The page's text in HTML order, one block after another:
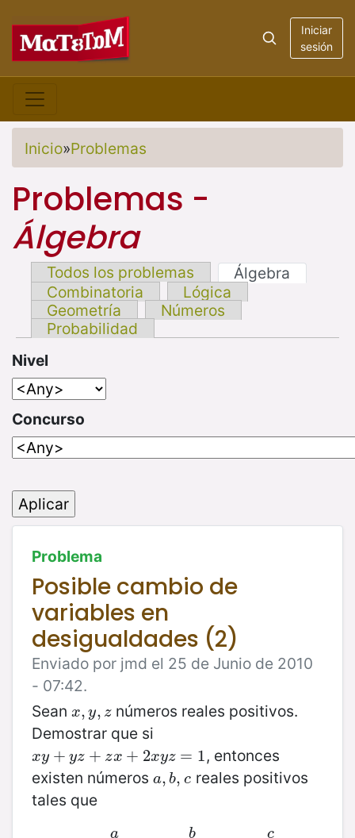
Iniciar
sesión
Inicio»Problemas
Problemas -
Álgebra
Todos los problemas
Álgebra
Combinatoria
Lógica
Geometría
Números
Probabilidad
Nivel
Concurso
Problema
Posible cambio de
variables en
desigualdades (2)
Enviado por jmd el 25 de Junio de 2010
- 07:42.
Sean x, y, z
x,y,z
números reales positivos.
Demostrar que si
xy + yz + zx + 2xyz = 1
xy+y z+ zx +2xyz=1
, entonces
existen números a, b, c
a,b,c reales positivos
tales que
a
b
c